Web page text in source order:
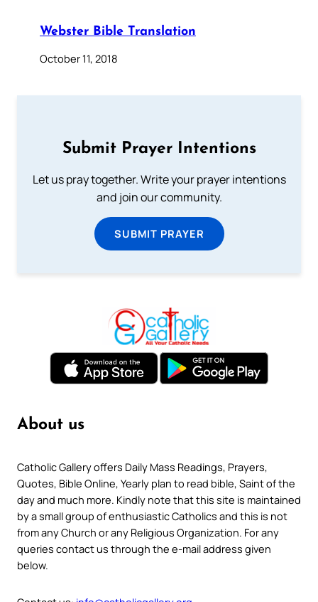
Webster Bible Translation
October 11, 2018
Submit Prayer Intentions
Let us pray together. Write your prayer intentions
and join our community.
SUBMIT PRAYER
About us
Catholic Gallery offers Daily Mass Readings, Prayers,
Quotes, Bible Online, Yearly plan to read bible, Saint of the
day and much more. Kindly note that this site is maintained
by a small group of enthusiastic Catholics and this is not
from any Church or any Religious Organization. For any
queries contact us through the e-mail address given
below.